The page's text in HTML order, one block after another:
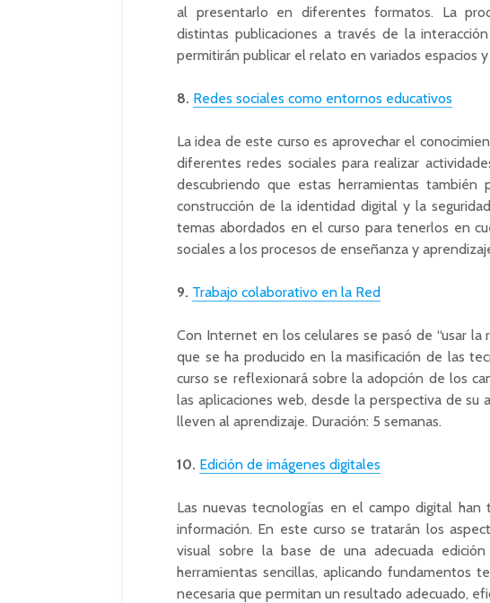
al presentarlo en diferentes formatos. La
distintas publicaciones a través de la
permitirán publicar el relato en variados espacios
8. Redes sociales como entornos educativos
La idea de este curso es aprovechar el
diferentes redes sociales para realizar
descubriendo que estas herramientas
construcción de la identidad digital y la
temas abordados en el curso para tenerlos en
sociales a los procesos de enseñanza y
9. Trabajo colaborativo en la Red
Con Internet en los celulares se pasó de “usar la
que se ha producido en la masificación de las
curso se reflexionará sobre la adopción de los
las aplicaciones web, desde la perspectiva de su
lleven al aprendizaje. Duración: 5 semanas.
10. Edición de imágenes digitales
Las nuevas tecnologías en el campo digital
información. En este curso se tratarán los
visual sobre la base de una adecuada
herramientas sencillas, aplicando fundamentos
necesaria que permitan un resultado adecuado,